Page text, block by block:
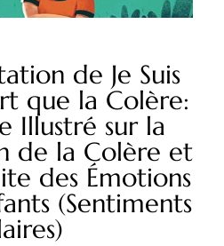
de Je Suis
que la Colère:
Illustré sur la
de la Colère et
des Émotions
(Sentiments